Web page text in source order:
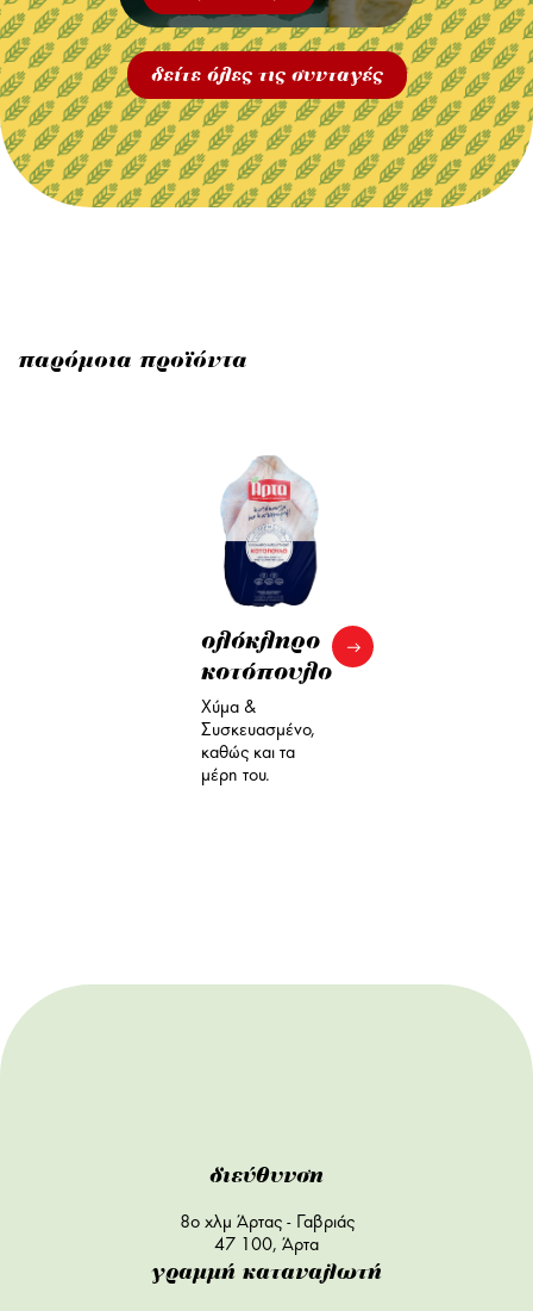
δείτε όλες τις συνταγές
παρόμοια προϊόντα
ολόκληρο
κοτόπουλο
Χύμα &
Συσκευασμένο,
καθώς και τα
μέρη του.
διεύθυνση
8ο χλμ Άρτας - Γαβριάς
47 100, Άρτα
γραμμή καταναλωτή